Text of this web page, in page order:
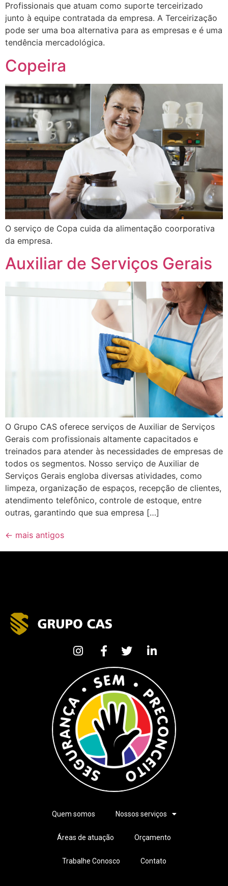
Profissionais que atuam como suporte terceirizado
junto à equipe contratada da empresa. A Terceirização
pode ser uma boa alternativa para as empresas e é uma
tendência mercadológica.
Copeira
O serviço de Copa cuida da alimentação coorporativa
da empresa.
Auxiliar de Serviços Gerais
O Grupo CAS oferece serviços de Auxiliar de Serviços
Gerais com profissionais altamente capacitados e
treinados para atender às necessidades de empresas de
todos os segmentos. Nosso serviço de Auxiliar de
Serviços Gerais engloba diversas atividades, como
limpeza, organização de espaços, recepção de clientes,
atendimento telefônico, controle de estoque, entre
outras, garantindo que sua empresa […]
← mais antigos
Quem somos Nossos serviços
Áreas de atuação Orçamento
Trabalhe Conosco Contato